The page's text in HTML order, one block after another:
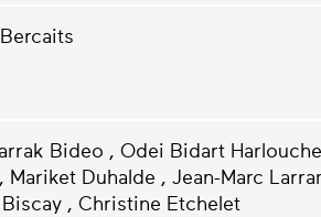
Bideo , Odei Bidart
Mariket Duhalde , Jean-Marc
, Christine Etchelet